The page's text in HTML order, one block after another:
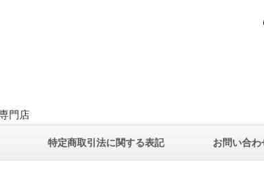
門店
特定商取引法に関する表記 お問い合わ